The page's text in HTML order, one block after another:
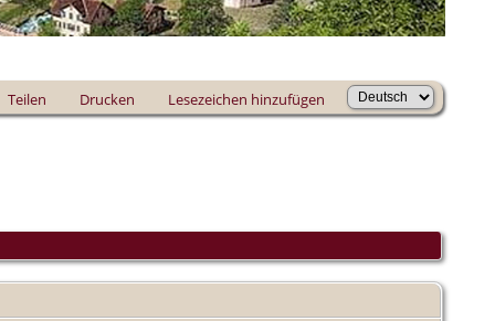
Teilen Drucken Lesezeichen hinzufügen